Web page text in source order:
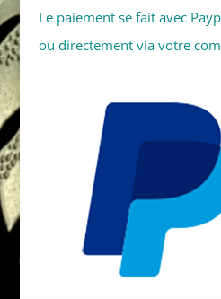
Le paiement se fait avec
ou directement via votre